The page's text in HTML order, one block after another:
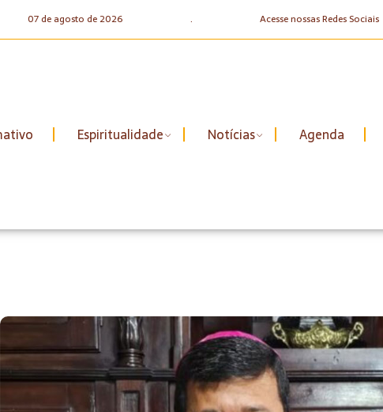
07 de agosto de 2026 . Acesse nossas Redes Sociais
Espiritualidade Notícias Agenda